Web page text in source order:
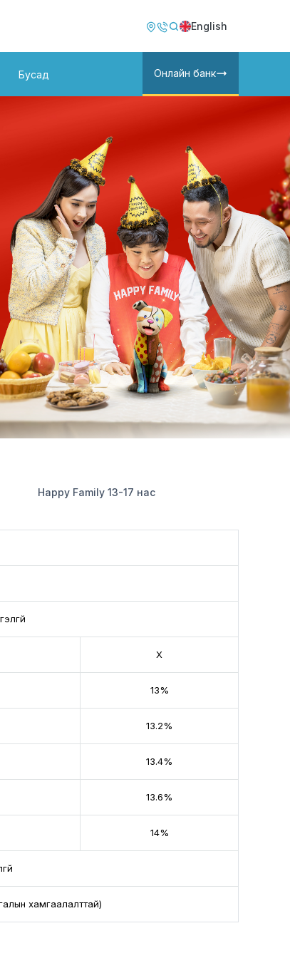
Image
Image English
Бусад Онлайн банк
Happy Family 13-17 нас
Хүү
13%
13.2%
13.4%
13.6%
14%
хамгаалалттай)